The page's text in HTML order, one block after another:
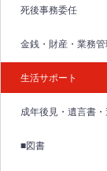
死後事務委任
金銭・財産・業務管
生活サポート
成年後見・遺言書
■図書